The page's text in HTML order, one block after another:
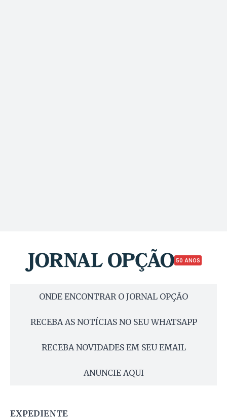
50 ANOS
ONDE ENCONTRAR O JORNAL OPÇÃO
RECEBA AS NOTÍCIAS NO SEU WHATSAPP
RECEBA NOVIDADES EM SEU EMAIL
ANUNCIE AQUI
EXPEDIENTE